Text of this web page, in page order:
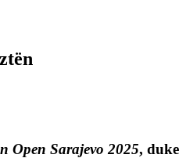
Open Sarajevo 2025,